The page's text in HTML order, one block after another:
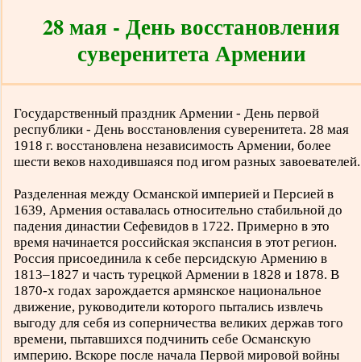
28 мая - День восстановления
суверенитета Армении
Государственный праздник Армении - День первой
республики - День восстановления суверенитета. 28 мая
1918 г. восстановлена независимость Армении, более
шести веков находившаяся под игом разных завоевателей.
Разделенная между Османской империей и Персией в
1639, Армения оставалась относительно стабильной до
падения династии Сефевидов в 1722. Примерно в это
время начинается российская экспансия в этот регион.
Россия присоединила к себе персидскую Армению в
1813–1827 и часть турецкой Армении в 1828 и 1878. В
1870-х годах зарождается армянское национальное
движение, руководители которого пытались извлечь
выгоду для себя из соперничества великих держав того
времени, пытавшихся подчинить себе Османскую
империю. Вскоре после начала Первой мировой войны